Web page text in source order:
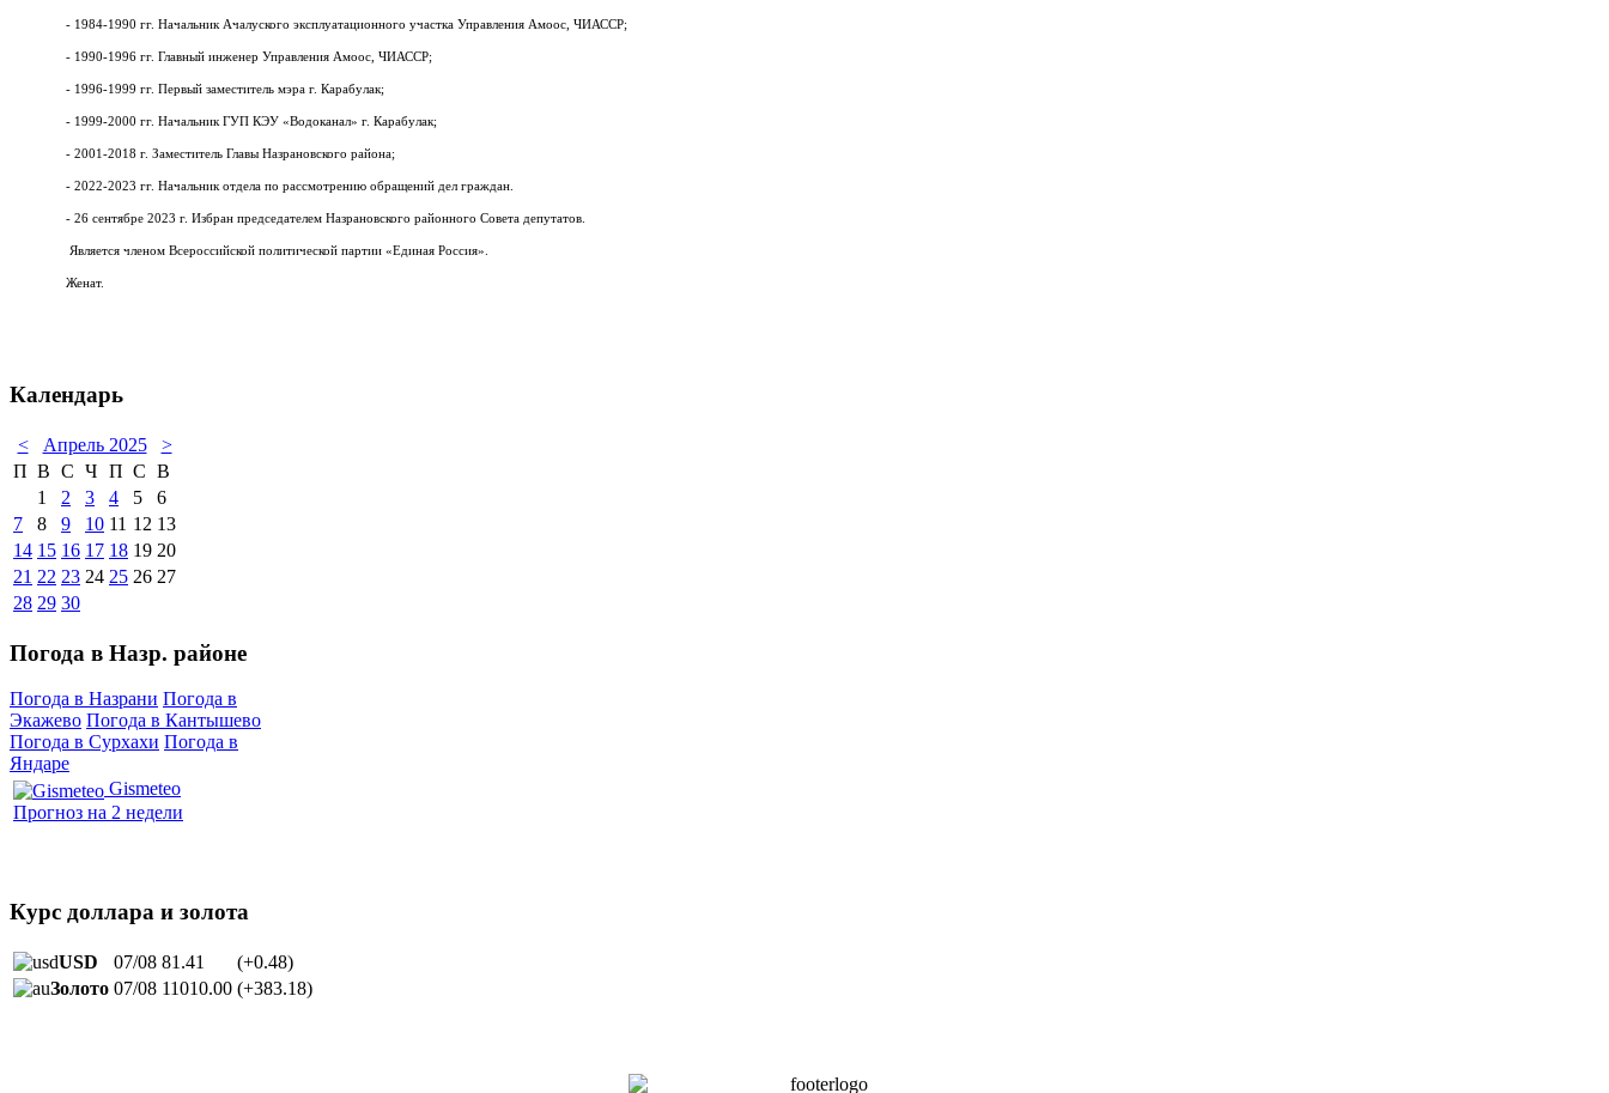
- 1984-1990 гг. Начальник Ачалуского эксплуатационного участка Управления Амоос, ЧИАССР;
- 1990-1996 гг. Главный инженер Управления Амоос, ЧИАССР;
- 1996-1999 гг. Первый заместитель мэра г. Карабулак;
- 1999-2000 гг. Начальник ГУП КЭУ «Водоканал» г. Карабулак;
- 2001-2018 г. Заместитель Главы Назрановского района;
- 2022-2023 гг. Начальник отдела по рассмотрению обращений дел граждан.
- 26 сентябре 2023 г. Избран председателем Назрановского районного Совета депутатов.
Является членом Всероссийской политической партии «Единая Россия».
Женат.
Календарь
< Апрель 2025
>
П В С Ч П С В
1
2 3 4 5
6
7
8 9 10 11 12 13
14 15 16 17 18 19 20
21 22 23 24 25 26 27
28 29 30
Погода в Назр. районе
Погода в Назрани Погода в
Экажево Погода в Кантышево
Погода в Сурхахи Погода в
Яндаре
Gismeteo
Прогноз на 2 недели
Курс доллара и золота
USD 07/08 81.41
(+0.48)
Золото 07/08 11010.00 (+383.18)